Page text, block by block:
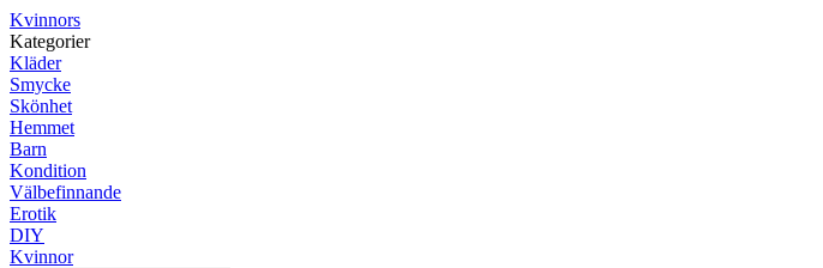
Kvinnors
Kategorier
Kläder
Smycke
Skönhet
Hemmet
Barn
Kondition
Välbefinnande
Erotik
DIY
Kvinnor